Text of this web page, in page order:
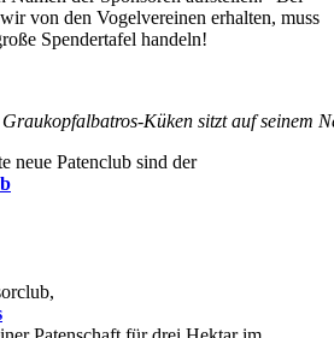
von den Vogelvereinen erhalten, muss
Spendertafel handeln!
Küken sitzt auf seinem
neue Patenclub sind der